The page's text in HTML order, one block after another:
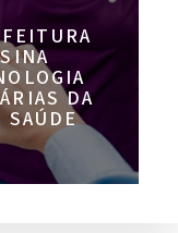
DA
SAÚDE